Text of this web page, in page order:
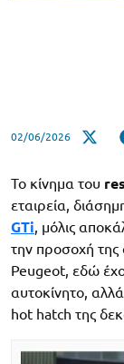
02/06/2026
Το κίνημα του
εταιρεία,
GTi, μόλις
την προσοχή της
Peugeot, εδώ
αυτοκίνητο,
hot hatch της